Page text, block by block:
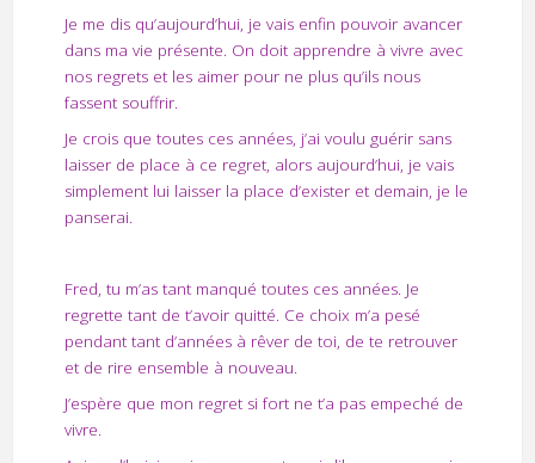
Je me dis qu’aujourd’hui, je vais enfin pouvoir avancer
dans ma vie présente. On doit apprendre à vivre avec
nos regrets et les aimer pour ne plus qu’ils nous
fassent souffrir.
Je crois que toutes ces années, j’ai voulu guérir sans
laisser de place à ce regret, alors aujourd’hui, je vais
simplement lui laisser la place d’exister et demain, je le
panserai.
Fred, tu m’as tant manqué toutes ces années. Je
regrette tant de t’avoir quitté. Ce choix m’a pesé
pendant tant d’années à rêver de toi, de te retrouver
et de rire ensemble à nouveau.
J’espère que mon regret si fort ne t’a pas empeché de
vivre.